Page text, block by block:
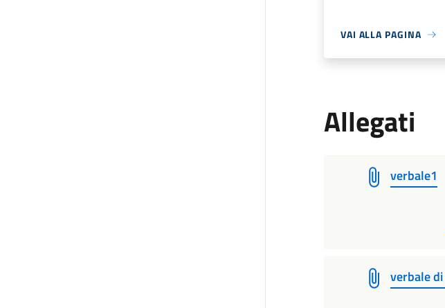
VAI ALLA PAGINA
Allegati
verbale1
verbale